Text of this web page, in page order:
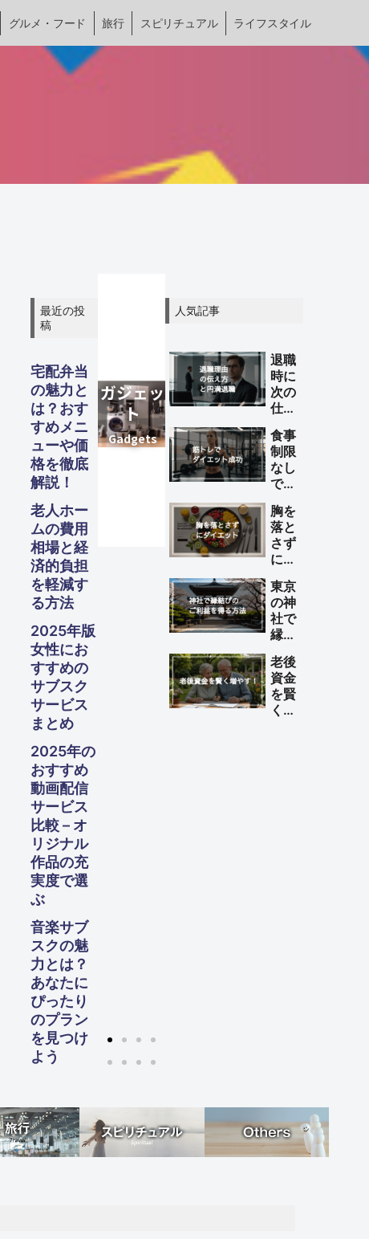
グルメ・フード 旅行 スピリチュアル ライフスタイル
最近の投
稿
宅配弁当
の魅力と
は？おす
すめメニ
ューや価
格を徹底
解説！
老人ホー
ムの費用
相場と経
済的負担
を軽減す
る方法
2025年版
女性にお
すすめの
サブスク
サービス
まとめ
2025年の
おすすめ
動画配信
サービス
比較 – オ
リジナル
作品の充
実度で選
ぶ
音楽サブ
スクの魅
力とは？
あなたに
ぴったり
のプラン
を見つけ
よう
人気記事
退職
時に
次の
仕事
まっ
てい
ない
理由
の伝
え方
と円
満退
職の
ため
のポ
イン
ト
食事
制限
なし
で筋
によ
るダ
イエ
ット
を成
功さ
せる
方法
胸を
落と
さず
にダ
ット
する
方法
東京
の神
社で
縁結
ご利
益を
得る
方法
老後
資金
を賢
く増